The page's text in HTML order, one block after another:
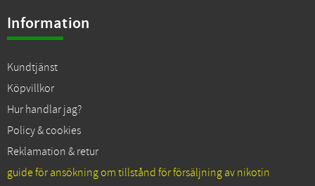
Information
Kundtjänst
Köpvillkor
Hur handlar jag?
Policy & cookies
Reklamation & retur
guide för ansökning om tillstånd för försäljning av nikotin